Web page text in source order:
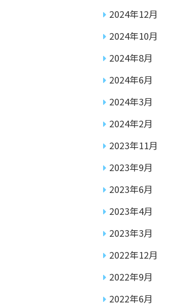
2024年12月
2024年10月
2024年8月
2024年6月
2024年3月
2024年2月
2023年11月
2023年9月
2023年6月
2023年4月
2023年3月
2022年12月
2022年9月
2022年6月